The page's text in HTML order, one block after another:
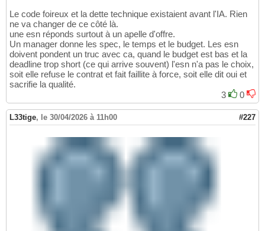
Le code foireux et la dette technique existaient avant l'IA. Rien
ne va changer de ce côté là.
une esn réponds surtout à un apelle d'offre.
Un manager donne les spec, le temps et le budget. Les esn
doivent pondent un truc avec ca, quand le budget est bas et la
deadline trop short (ce qui arrive souvent) l'esn n'a pas le choix,
soit elle refuse le contrat et fait faillite à force, soit elle dit oui et
sacrifie la qualité.
3
0
L33tige, le 30/04/2026 à 11h00 #227